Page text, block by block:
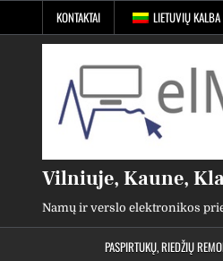
KONTAKTAI LIETUVIŲ KALBA
Vilniuje, Kaune,
Namų ir verslo elektronikos
PASPIRTUKŲ, RIEDŽIŲ